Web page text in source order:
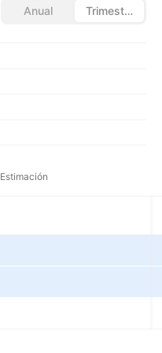
Anual Trimestral
Estimación